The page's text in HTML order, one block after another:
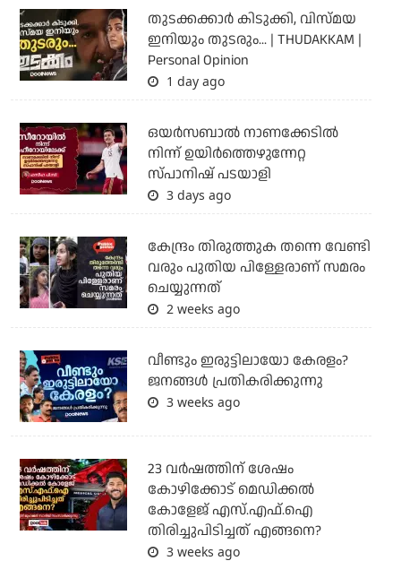
തുടക്കക്കാര്‍ കിടുക്കി, വിസ്മയ
ഇനിയും തുടരും... | THUDAKKAM |
Personal Opinion
1 day ago
ഒയര്‍സബാൽ നാണക്കേടിൽ
നിന്ന് ഉയിർത്തെഴുന്നേറ്റ
സ്പാനിഷ് പടയാളി
3 days ago
കേന്ദ്രം തിരുത്തുക തന്നെ വേണ്ടി
വരും പുതിയ പിള്ളേരാണ് സമരം
ചെയ്യുന്നത്
2 weeks ago
വീണ്ടും ഇരുട്ടിലായോ കേരളം?
ജനങ്ങൾ പ്രതികരിക്കുന്നു
3 weeks ago
23 വർഷത്തിന് ശേഷം
കോഴിക്കോട് മെഡിക്കൽ
കോളേജ് എസ്.എഫ്.ഐ
തിരിച്ചുപിടിച്ചത് എങ്ങനെ?
3 weeks ago